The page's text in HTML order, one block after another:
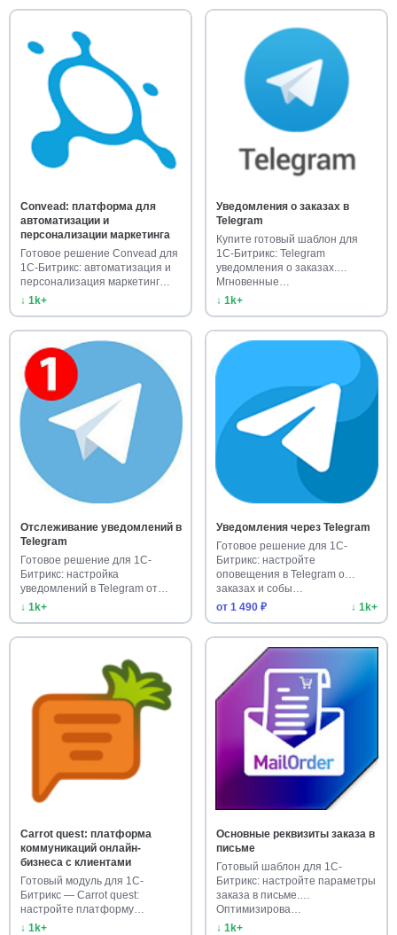
Convead: платформа для
автоматизации и
персонализации маркетинга
Готовое решение Convead для
1С-Битрикс: автоматизация и
персонализация маркетинг…
↓ 1k+
Уведомления о заказах в
Telegram
Купите готовый шаблон для
1С-Битрикс: Telegram
уведомления о заказах.
Мгновенные…
↓ 1k+
Отслеживание уведомлений в
Telegram
Готовое решение для 1С-
Битрикс: настройка
уведомлений в Telegram от
заказов и за…
↓ 1k+
Уведомления через Telegram
Готовое решение для 1С-
Битрикс: настройте
оповещения в Telegram о
заказах и собы…
от 1 490 ₽
↓ 1k+
Carrot quest: платформа
коммуникаций онлайн-
бизнеса с клиентами
Готовый модуль для 1С-
Битрикс — Carrot quest:
настройте платформу
коммуникаций с…
↓ 1k+
Основные реквизиты заказа в
письме
Готовый шаблон для 1С-
Битрикс: настройте параметры
заказа в письме.
Оптимизирова…
↓ 1k+